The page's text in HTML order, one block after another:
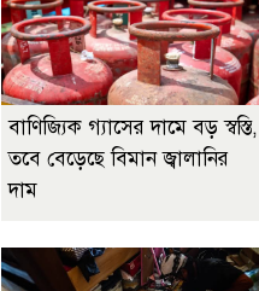
বাণিজ্যিক গ্যাসের দামে বড় স্বস্তি,
তবে বেড়েছে বিমান জ্বালানির
দাম